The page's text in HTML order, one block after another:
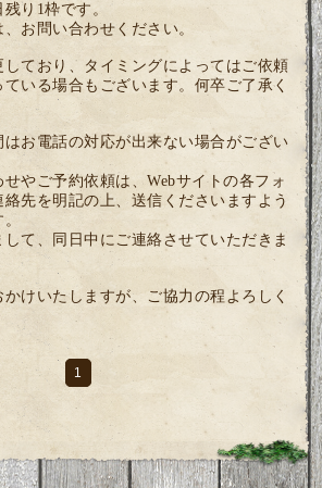
り1枠です。
お問い合わせください。
ており、タイミングによってはご依頼
いる場合もございます。何卒ご了承く
はお電話の対応が出来ない場合がござい
やご予約依頼は、Webサイトの各フォ
先を明記の上、送信くださいますよう
て、同日中にご連絡させていただきま
けいたしますが、ご協力の程よろしく
1